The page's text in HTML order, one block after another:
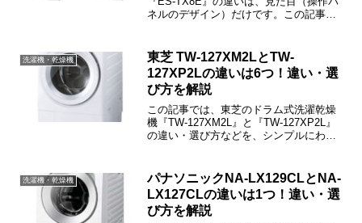
ネルのデザイン）だけです。この記事で
洗濯機・乾燥機
東芝 TW-127XM2LとTW-
127XP2Lの違いは6つ！違い・選
び方を解説
この記事では、東芝のドラム式洗濯乾燥
機『TW-127XM2L』と『TW-127XP2L』
の違い・選び方などを、シンプルにわか
洗濯機・乾燥機
パナソニックNA-LX129CLとNA-
LX127CLの違いは1つ！違い・選
び方を解説